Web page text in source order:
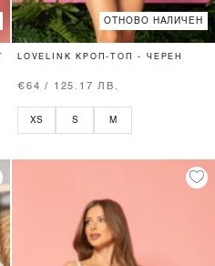
ОТНОВО НАЛИЧЕН
LOVELINK КРОП-ТОП - ЧЕРЕН
€64 / 125.17 ЛВ.
XS S M